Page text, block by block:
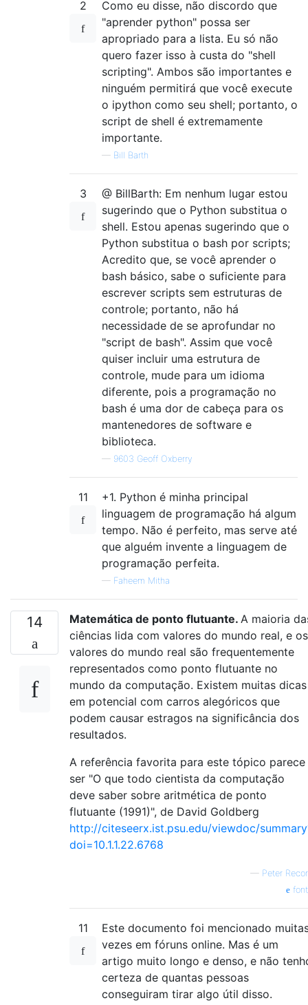
2
Como eu disse, não discordo que
"aprender python" possa ser
apropriado para a lista. Eu só não
quero fazer isso à custa do "shell
scripting". Ambos são importantes e
ninguém permitirá que você execute
o ipython como seu shell; portanto, o
script de shell é extremamente
importante.
— Bill Barth
3
@ BillBarth: Em nenhum lugar estou
sugerindo que o Python substitua o
shell. Estou apenas sugerindo que o
Python substitua o bash por scripts;
Acredito que, se você aprender o
bash básico, sabe o suficiente para
escrever scripts sem estruturas de
controle; portanto, não há
necessidade de se aprofundar no
"script de bash". Assim que você
quiser incluir uma estrutura de
controle, mude para um idioma
diferente, pois a programação no
bash é uma dor de cabeça para os
mantenedores de software e
biblioteca.
— 9603 Geoff Oxberry
11
+1. Python é minha principal
linguagem de programação há algum
tempo. Não é perfeito, mas serve até
que alguém invente a linguagem de
programação perfeita.
— Faheem Mitha
14 Matemática de ponto flutuante. A maioria
ciências lida com valores do mundo real, e os
valores do mundo real são frequentemente
representados como ponto flutuante no
mundo da computação. Existem muitas dicas
em potencial com carros alegóricos que
podem causar estragos na significância dos
resultados.
A referência favorita para este tópico parece
ser "O que todo cientista da computação
deve saber sobre aritmética de ponto
flutuante (1991)", de David Goldberg
http://citeseerx.ist.psu.edu/viewdoc/
doi=10.1.1.22.6768
— Peter
11
Este documento foi mencionado
vezes em fóruns online. Mas é um
artigo muito longo e denso, e não
certeza de quantas pessoas
conseguiram tirar algo útil disso.